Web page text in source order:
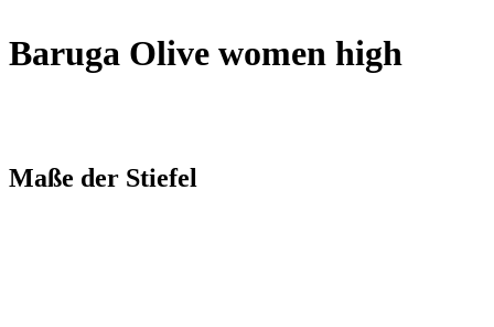
Baruga Olive women high
Maße der Stiefel